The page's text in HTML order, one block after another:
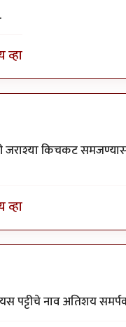
जराश्या किचकट
पट्टीचे नाव अतिशय